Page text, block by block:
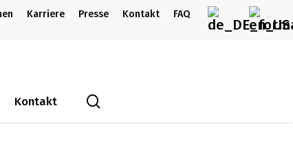
Karriere Presse Kontakt FAQ
Kontakt